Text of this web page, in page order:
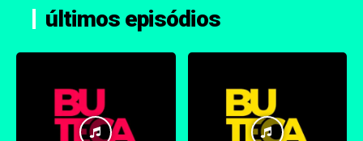
últimos episódios